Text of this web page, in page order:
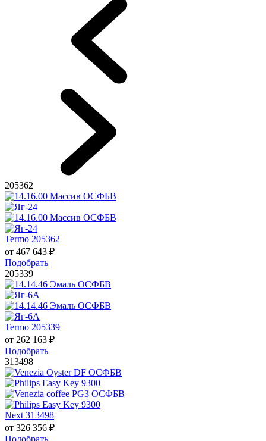
205362
Termo 205362
от 467 643 ₽
Подобрать
205339
Termo 205339
от 262 163 ₽
Подобрать
313498
Next 313498
от 326 356 ₽
Подобрать